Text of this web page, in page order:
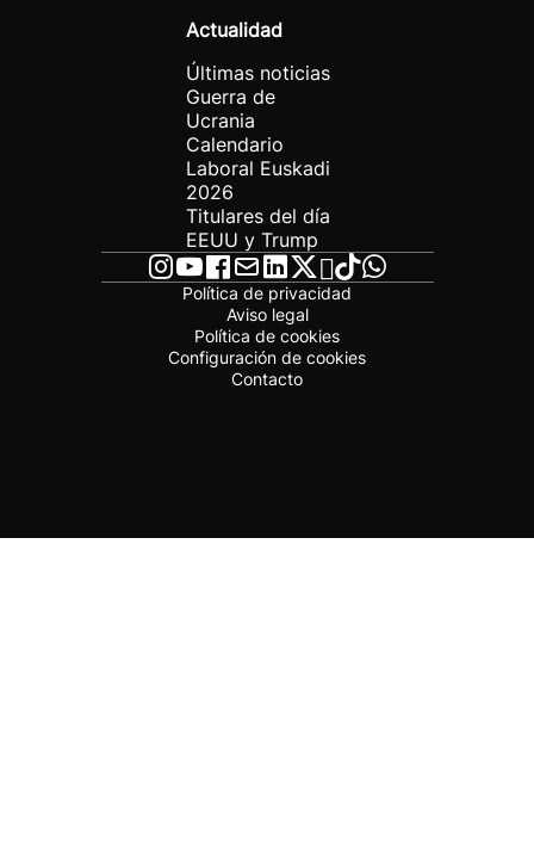
Actualidad
Últimas noticias
Guerra de
Ucrania
Calendario
Laboral Euskadi
2026
Titulares del día
EEUU y Trump
Política de privacidad
Aviso legal
Política de cookies
Configuración de cookies
Contacto